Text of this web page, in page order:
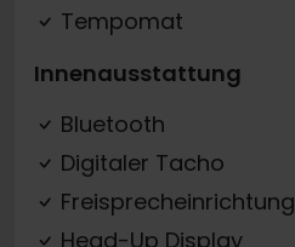
Tempomat
Innenausstattung
Bluetooth
Digitaler Tacho
Freisprecheinrichtung
Head-Up Display